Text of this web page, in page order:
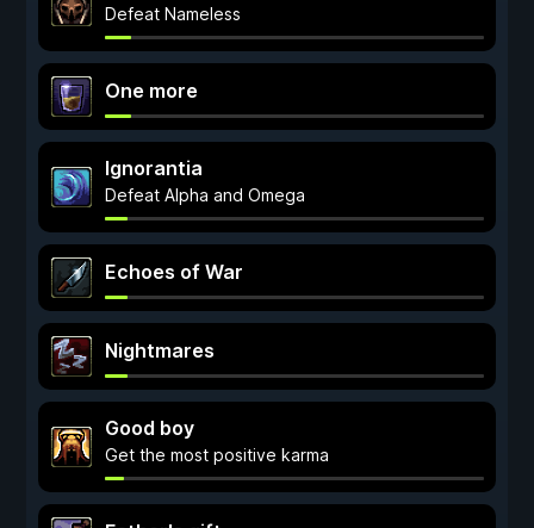
Defeat Nameless
One more
Ignorantia
Defeat Alpha and Omega
Echoes of War
Nightmares
Good boy
Get the most positive karma